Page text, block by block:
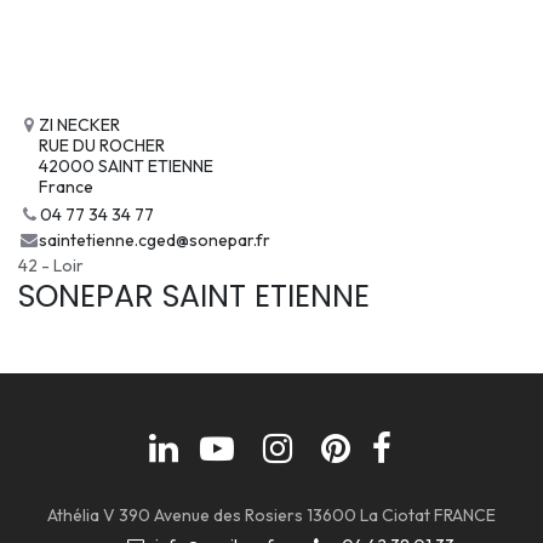
ZI NECKER
RUE DU ROCHER
42000 SAINT ETIENNE
France
04 77 34 34 77
saintetienne.cged@sonepar.fr
42 - Loir
SONEPAR SAINT ETIENNE
Athélia V 390 Avenue des Rosiers 13600 La Ciotat FRANCE